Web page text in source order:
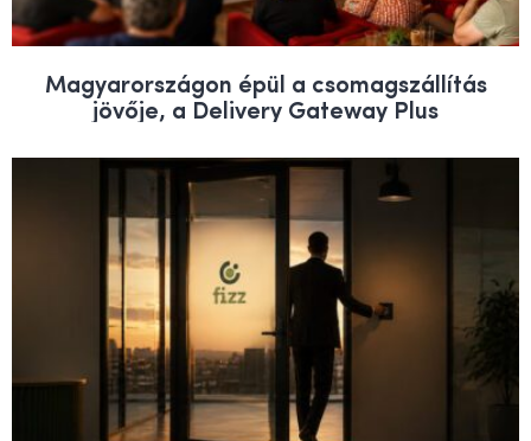
Magyarországon épül a csomagszállítás
jövője, a Delivery Gateway Plus